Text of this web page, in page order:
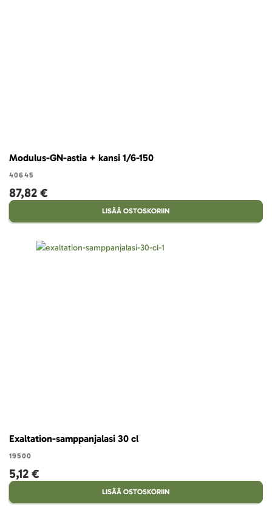
Modulus-GN-astia + kansi 1/6-150
40645
87,82 €
LISÄÄ OSTOSKORIIN
Exaltation-samppanjalasi 30 cl
19500
5,12 €
LISÄÄ OSTOSKORIIN